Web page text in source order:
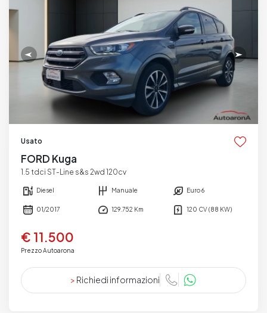
Usato
FORD Kuga
1.5 tdci ST-Line s&s 2wd 120cv
Diesel Manuale Euro 6
01/2017 129.752 Km 120 CV (88 KW)
€ 11.500
Prezzo Autoarona
> Richiedi informazioni